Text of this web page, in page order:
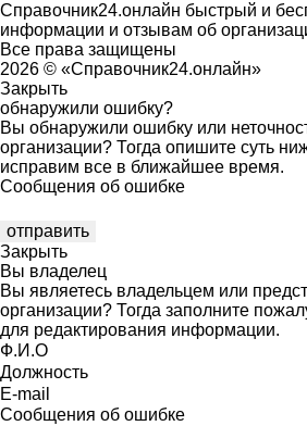
Справочник24.онлайн быстрый и
информации и отзывам об
Все права защищены
2026 © «Справочник24.онлайн»
Закрыть
обнаружили ошибку?
Вы обнаружили ошибку или
организации? Тогда опишите суть
исправим все в ближайшее время.
Сообщения об ошибке
Закрыть
Вы владелец
Вы являетесь владельцем или
организации? Тогда заполните
для редактирования информации.
Ф.И.О
Должность
E-mail
Сообщения об ошибке